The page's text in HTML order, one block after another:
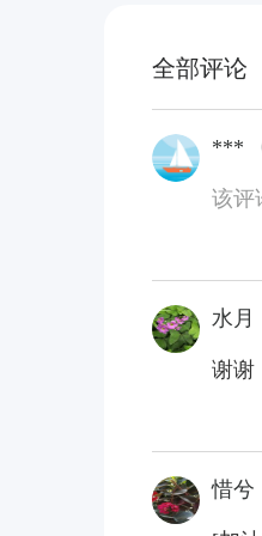
全部评论
***
该评
水月
谢谢
惜兮